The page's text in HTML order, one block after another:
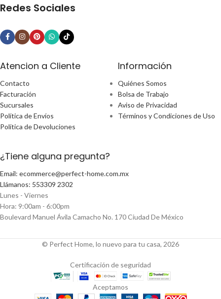
Redes Sociales
Atencion a Cliente
Contacto
Facturación
Sucursales
Política de Envíos
Política de Devoluciones
Información
Quiénes Somos
Bolsa de Trabajo
Aviso de Privacidad
Términos y Condiciones de Uso
¿Tiene alguna pregunta?
Email: ecommerce@perfect-home.com.mx
Llámanos: 553309 2302
Lunes - Viernes
Hora: 9:00am - 6:00pm
Boulevard Manuel Ávila Camacho No. 170 Ciudad De México
© Perfect Home, lo nuevo para tu casa, 2026
Certificación de seguridad
Aceptamos